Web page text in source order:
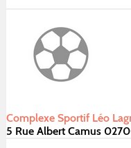
Complexe Sportif Léo
5 Rue Albert Camus